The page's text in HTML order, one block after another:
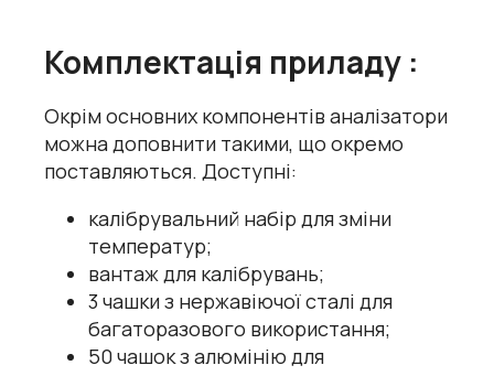
Комплектація приладу :
Окрім основних компонентів аналізатори
можна доповнити такими, що окремо
поставляються. Доступні:
калібрувальний набір для зміни
температур;
вантаж для калібрувань;
3 чашки з нержавіючої сталі для
багаторазового використання;
50 чашок з алюмінію для